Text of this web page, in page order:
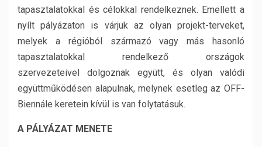
tapasztalatokkal és célokkal rendelkeznek. Emellett a
nyílt pályázaton is várjuk az olyan projekt-terveket,
melyek a régióból származó vagy más hasonló
tapasztalatokkal rendelkező országok
szervezeteivel dolgoznak együtt, és olyan valódi
együttműködésen alapulnak, melynek esetleg az OFF-
Biennále keretein kívül is van folytatásuk.
A PÁLYÁZAT MENETE